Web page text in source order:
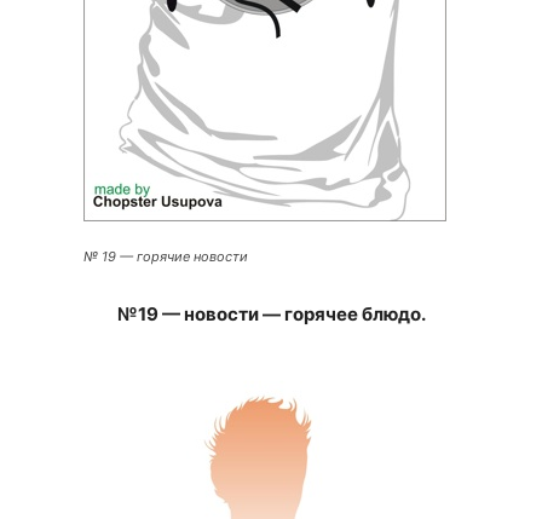
№ 19 — горячие новости
№19 — новости — горячее блюдо.